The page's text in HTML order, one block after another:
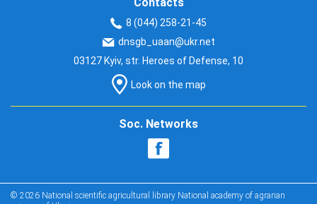
8 (044) 258-21-45
dnsgb_uaan@ukr.net
03127 Kyiv, str. Heroes of Defense, 10
Look on the map
Soc. Networks
© 2026 National scientific agricultural library National academy of agrarian